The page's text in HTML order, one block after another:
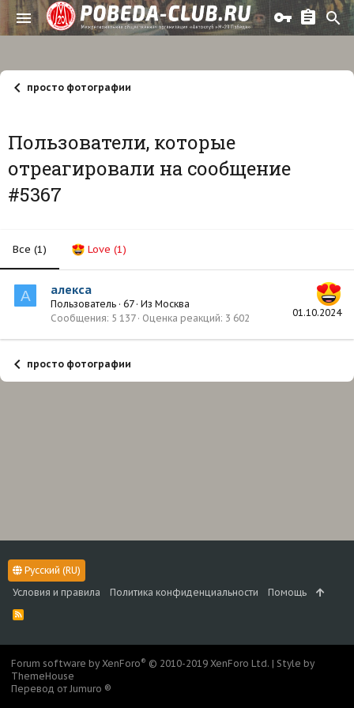
просто фотографии
Пользователи, которые
отреагировали на сообщение
#5367
Все (1) Love (1)
А
01.10.2024
алекса
Пользователь · 67 · Из Москва
Сообщения 5 137 Оценка реакций 3 602
просто фотографии
Русский (RU)
Условия и правила
Политика конфиденциальности Помощь
R
S
Forum software by XenForo® © 2010-2019 XenForo Ltd. | Style by
ThemeHouse
Перевод от Jumuro ®